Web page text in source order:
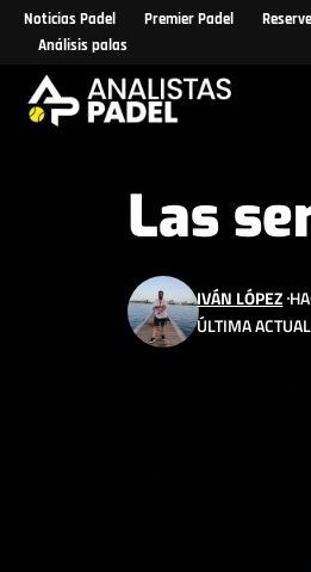
Noticias Padel Premier Padel
Análisis palas
Las
ÚLTIMA
IVÁN LÓPEZ